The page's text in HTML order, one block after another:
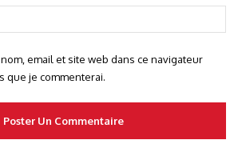
:
email et site web dans ce navigateur
que je commenterai.